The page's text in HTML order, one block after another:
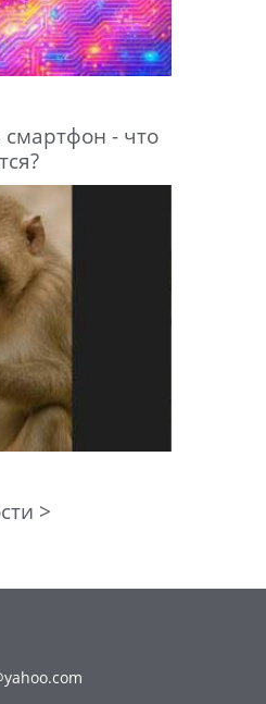
смартфон - что
>